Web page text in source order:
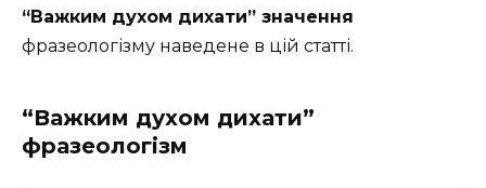
“Важким духом дихати” значення
фразеологізму наведене в цій статті.
“Важким духом дихати”
фразеологізм